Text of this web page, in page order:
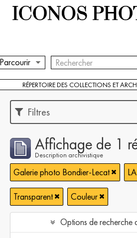
RÉPERTOIRE DES COLLECTIONS ET
Filtres
Affichage de 1
Description archivistique
Galerie photo Bondier-Lecat
Transparent Couleur
Options de recherche